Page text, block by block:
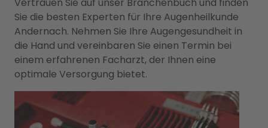
Sie die besten Experten für Ihre Augenheilkunde
Andernach. Nehmen Sie Ihre Augengesundheit in
die Hand und vereinbaren Sie einen Termin bei
einem erfahrenen Facharzt, der Ihnen eine
optimale Versorgung bietet.